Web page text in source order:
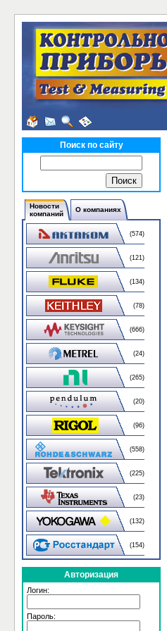
Поиск по сайту
Новости
компаний
О компаниях
(574)
(121)
(134)
(78)
(666)
(24)
(265)
(20)
(96)
(558)
(225)
(23)
(132)
(154)
Авторизация
Логин:
Пароль: